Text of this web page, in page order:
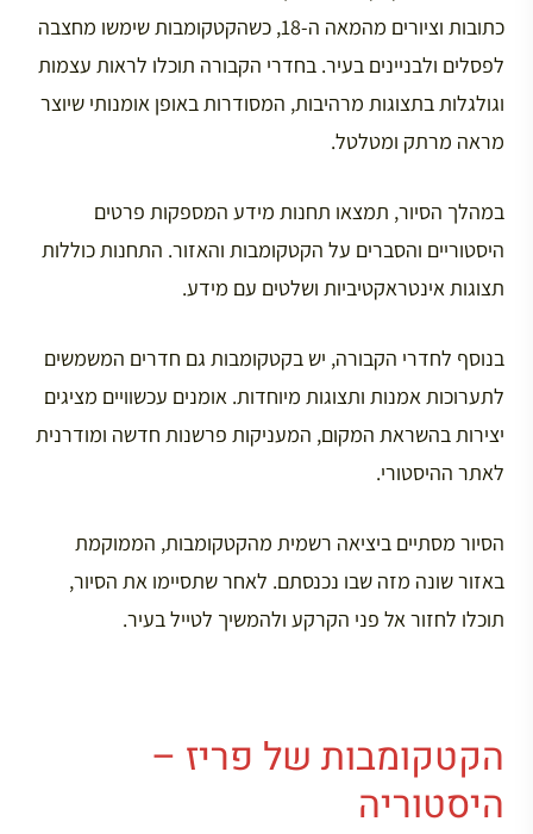
כתובות וציורים מהמאה ה-18, כשהקטקומבות שימשו מחצבה
לפסלים ולבניינים בעיר. בחדרי הקבורה תוכלו לראות עצמות
וגולגלות בתצוגות מרהיבות, המסודרות באופן אומנותי שיוצר
מראה מרתק ומטלטל.
במהלך הסיור, תמצאו תחנות מידע המספקות פרטים
היסטוריים והסברים על הקטקומבות והאזור. התחנות כוללות
תצוגות אינטראקטיביות ושלטים עם מידע.
בנוסף לחדרי הקבורה, יש בקטקומבות גם חדרים המשמשים
לתערוכות אמנות ותצוגות מיוחדות. אומנים עכשוויים מציגים
יצירות בהשראת המקום, המעניקות פרשנות חדשה ומודרנית
לאתר ההיסטורי.
הסיור מסתיים ביציאה רשמית מהקטקומבות, הממוקמת
באזור שונה מזה שבו נכנסתם. לאחר שתסיימו את הסיור,
תוכלו לחזור אל פני הקרקע ולהמשיך לטייל בעיר.
הקטקומבות של פריז –
היסטוריה